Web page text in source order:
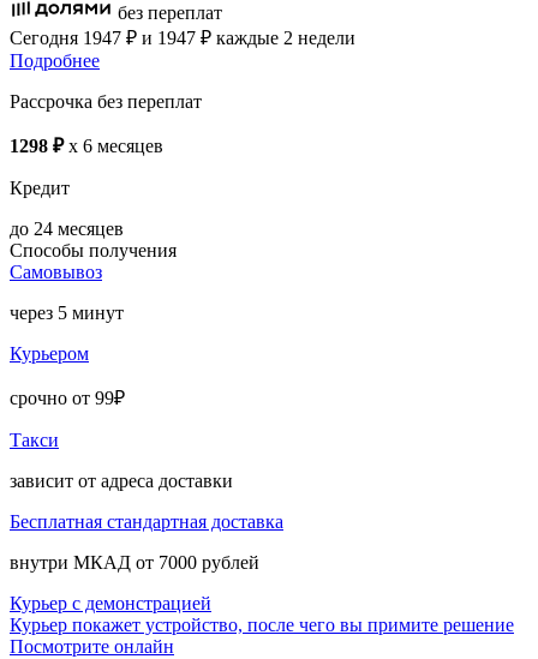
без переплат
Сегодня 1947 ₽ и 1947 ₽ каждые 2 недели
Подробнее
Рассрочка без переплат
1298 ₽x 6 месяцев
Кредит
до 24 месяцев
Способы получения
Самовывоз
через 5 минут
Курьером
срочно от 99₽
Такси
зависит от адреса доставки
Бесплатная стандартная доставка
внутри МКАД от 7000 рублей
Курьер с демонстрацией
Курьер покажет устройство, после чего вы примите решение
Посмотрите онлайн